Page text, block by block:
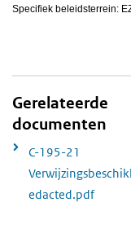
Specifiek beleidsterrein:
Gerelateerde
documenten
C-195-21
edacted.pdf